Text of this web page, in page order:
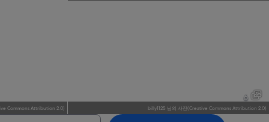
Commons Attribution 2.0) billy1125 님의 사진(Creative Commons Attribution 2.0)
6